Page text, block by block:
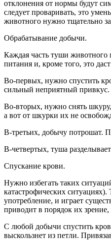
отклонения от нормы будут
следует проваривать, это
животного нужно тщательно
Обрабатывание добычи.
Каждая часть туши животного
питания и, кроме того, это
Во-первых, нужно спустить
сильный неприятный привкус.
Во-вторых, нужно снять
а вот от шкурки их не
В-третьих, добычу потрошат.
В-четвертых, туша
Спускание крови.
Нужно избегать таких
катастрофических
употребление, и играет
приводит в порядок их
С любой добычи спустить
выскользнет из петли.